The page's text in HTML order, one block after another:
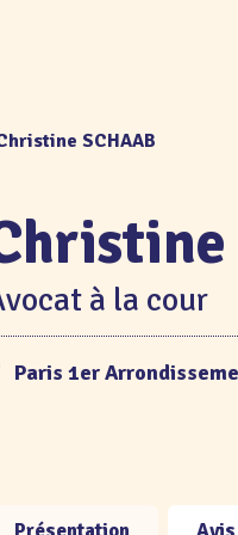
SCHAAB
à la cour
Paris 1er